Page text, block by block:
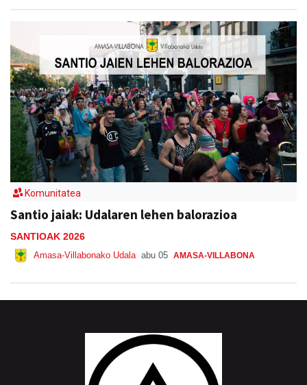
Komunitatea
Santio jaiak: Udalaren lehen balorazioa
SANTIOAK 2026
Amasa-Villabonako Udala abu 05 AMASA-VILLABONA